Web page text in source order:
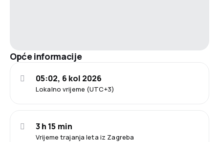
Opće informacije
Lokalno vrijeme (UTC+3)
05:02, 6 kol 2026
Vrijeme trajanja leta iz Zagreba
3 h 15 min